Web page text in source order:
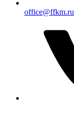
office@ffkm.ru